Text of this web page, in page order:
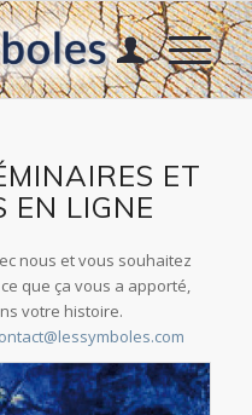
ET
EN LIGNE
nous et vous souhaitez
que ça vous a apporté,
votre histoire.